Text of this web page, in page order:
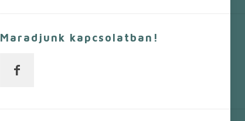
Maradjunk kapcsolatban!